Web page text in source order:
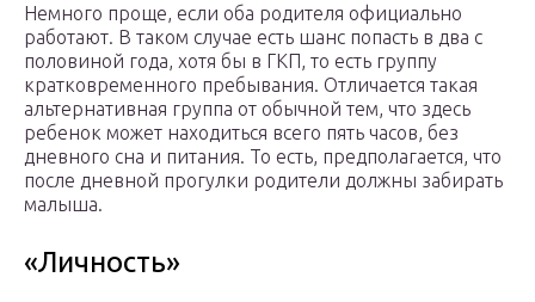
Немного проще, если оба родителя официально
работают. В таком случае есть шанс попасть в два с
половиной года, хотя бы в ГКП, то есть группу
кратковременного пребывания. Отличается такая
альтернативная группа от обычной тем, что здесь
ребенок может находиться всего пять часов, без
дневного сна и питания. То есть, предполагается, что
после дневной прогулки родители должны забирать
малыша.
«Личность»